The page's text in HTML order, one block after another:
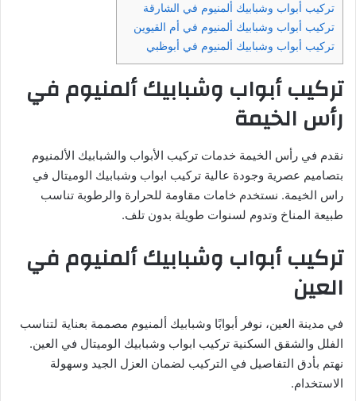
تركيب أبواب وشبابيك ألمنيوم في الشارقة
تركيب أبواب وشبابيك ألمنيوم في أم القيوين
تركيب أبواب وشبابيك ألمنيوم في أبوظبي
تركيب أبواب وشبابيك ألمنيوم في
رأس الخيمة
نقدم في رأس الخيمة خدمات تركيب الأبواب والشبابيك الألمنيوم
بتصاميم عصرية وجودة عالية تركيب ابواب وشبابيك الوميتال في
راس الخيمة. نستخدم خامات مقاومة للحرارة والرطوبة تناسب
طبيعة المناخ وتدوم لسنوات طويلة بدون تلف.
تركيب أبواب وشبابيك ألمنيوم في
العين
في مدينة العين، نوفر أبوابًا وشبابيك ألمنيوم مصممة بعناية لتناسب
الفلل والشقق السكنية تركيب ابواب وشبابيك الوميتال في العين.
نهتم بأدق التفاصيل في التركيب لضمان العزل الجيد وسهولة
الاستخدام.